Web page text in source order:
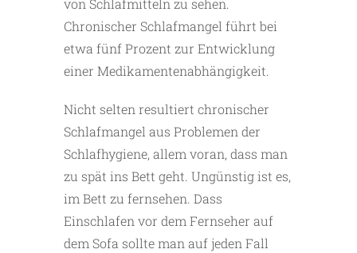
von Schlafmitteln zu sehen.
Chronischer Schlafmangel führt bei
etwa fünf Prozent zur Entwicklung
einer Medikamentenabhängigkeit.
Nicht selten resultiert chronischer
Schlafmangel aus Problemen der
Schlafhygiene, allem voran, dass man
zu spät ins Bett geht. Ungünstig ist es,
im Bett zu fernsehen. Dass
Einschlafen vor dem Fernseher auf
dem Sofa sollte man auf jeden Fall